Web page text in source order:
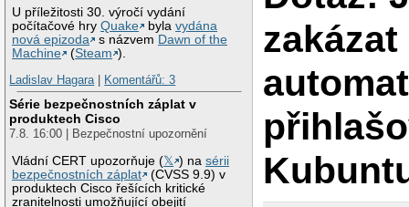
U příležitosti 30. výročí vydání
počítačové hryQuake bylavydána
nová epizoda
s názvem Dawn of the
Machine
(Steam ).
Ladislav Hagara| Komentářů: 3
Série bezpečnostních záplat v
produktech Cisco
7.8. 16:00 | Bezpečnostní upozornění
Vládní CERT upozorňuje (𝕏 ) nasérii
bezpečnostních záplat
(CVSS 9.9) v
produktech Cisco řešících kritické
zranitelnosti umožňující obejití
zakázat